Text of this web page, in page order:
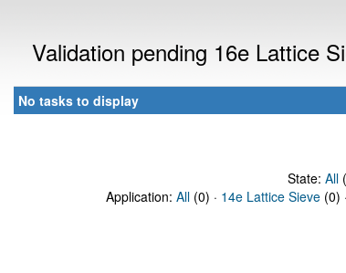
Validation pending 16e Lattice
No tasks to display
State: All
Application: All (0) · 14e Lattice Sieve (0) ·